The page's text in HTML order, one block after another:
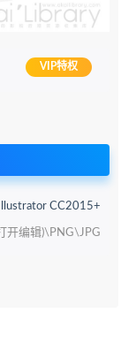
VIP特权
CC2015+
开编辑)\PNG\JPG